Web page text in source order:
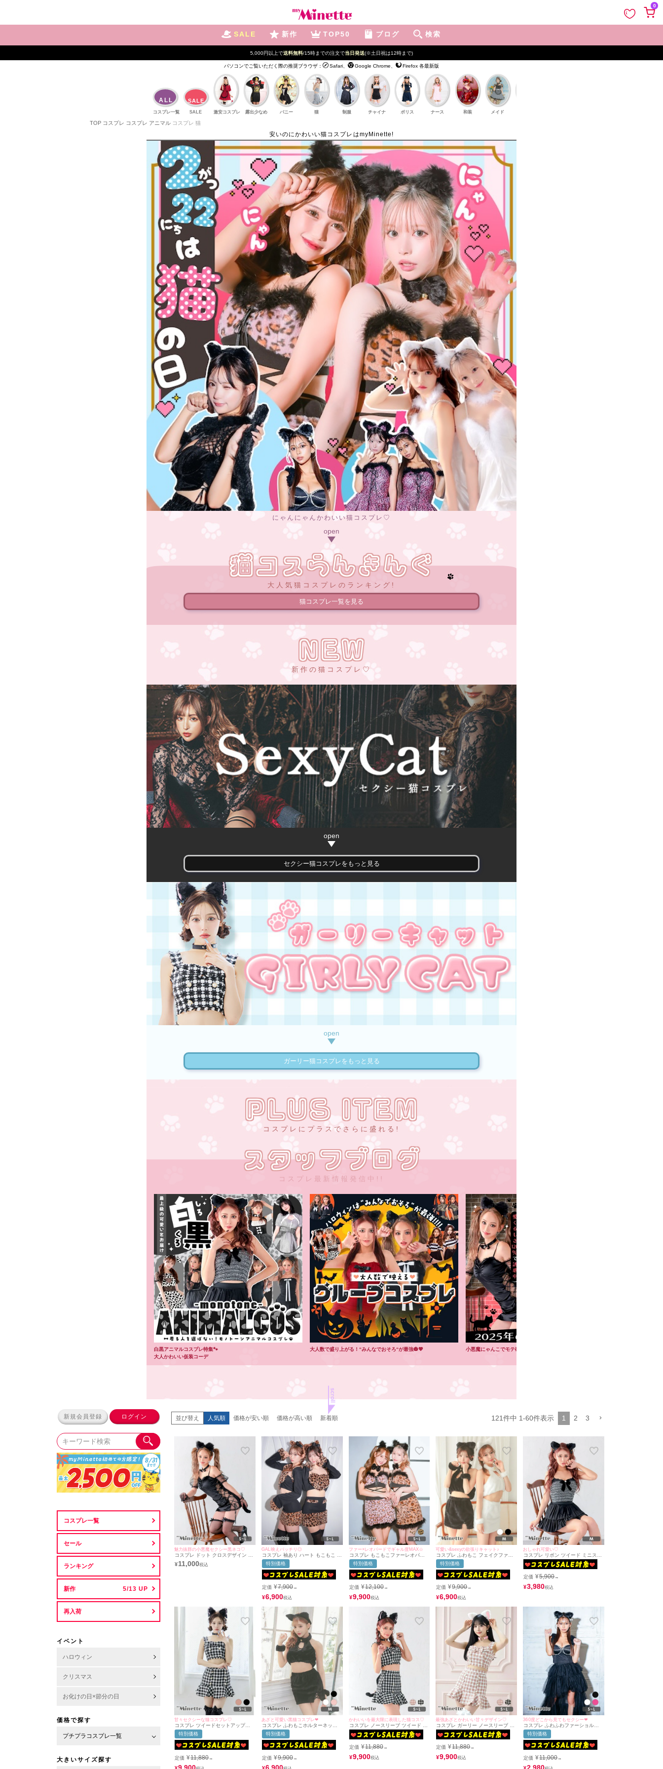
0
SALE 新作 TOP50 ブログ 検索
新規登録で最大2500円OFF!
パソコンでご覧いただく際の推奨ブラウザ： Safari、 Google Chrome、 Firefox 各最新版
ALL
コスプレ一覧
SALE
SALE 激安コスプレ 露出少なめ バニー 猫 制服 チャイナ ポリス ナース 和装 メイド
TOP コスプレ コスプレ アニマル コスプレ 猫
安いのにかわいい猫コスプレはmyMinette!
にゃんにゃんかわいい猫コスプレ♡
猫コスらんきんぐ
大人気猫コスプレのランキング!
猫コスプレ一覧を見る
NEW
新作の猫コスプレ♡
セクシー猫コスプレをもっと見る
ガーリー猫コスプレをもっと見る
PLUS ITEM
コスプレにプラスでさらに盛れる!
スタッフブログ
コスプレ最新情報発信中!!
白黒アニマルコスプレ特集🐾
大人かわいい仮装コーデ
大人数で盛り上がる！“みんなでおそろ“が最強🎃💖 小悪魔にゃんこでモテ確定💖愛くるしすぎる猫コスプレ🐈‍⬛🐾
新規会員登録 ログイン
コスプレ一覧
セール
ランキング
新作
再入荷
イベント
ハロウィン
クリスマス
お化けの日×節分の日
価格で探す
プチプラコスプレ一覧
大きいサイズ探す
並び替え 人気順 価格が安い順 価格が高い順 新着順 121件中 1-60件表示 1 2 3
魅力抜群の小悪魔セクシー黒ネコ♡
コスプレ ドット クロスデザイン ア
ニマル シアーレース ベロア セクシ
ー 黒猫[ワンピース+チョーカー＋カ
¥11,000
GAL映えバッチリ◎
コスプレ 袖あり ハート もこもこ レ
オパード へそ出し タイトスカート
セットアップ セクシー ツイン 猫ア
ニマル [5点セット] (ジャケット/ト
ップス/スカート/カチューシャ/パー
特別価格
定価 ¥7,900→
¥6,900
ファー×レオパードでギャル度MAX☆
コスプレ もこもこファーレオパー
ドへそ出しバストリボンタイトスカ
ートセットアップセクシーペア猫ア
ニマル [3点セット] (トップス/スカ
ート/カチューシャ/チョーカー)(S～
特別価格
定価 ¥12,100→
¥9,900
可愛い&sexyの欲張りキャット♪
コスプレ ふわもこ フェイクファー
セクシー へそ出し アニマル [5点セ
ット] (トップス/スカート/カチュー
シャ/リストバンド/レッグウォーマ
ー)
特別価格
定価 ¥9,900→
¥6,900
おしゃれ可愛い♡
コスプレ リボン ツイード ミニスカ
キャミソール プチプラ ガーリー ね
こ[3点セット] (トップス/スカート/
定価 ¥5,900→
¥3,980
甘々セクシーな猫コスプレ♡
コスプレ ツイードセットアップへ
そ出し千鳥柄フレアスカートガーリ
ー猫アニマル [4点セット] (トップ
ス/スカート/カチューシャ/チョーカ
ー)(S～L)
特別価格
定価 ¥11,880→
9,900
あざと可愛い黒猫コスプレ❤︎
コスプレ ふわもこホルターネック
へそ出しタイトミニスカートセット
アップセクシー黒猫アニマル [5点セ
ット] (トップス/スカート/カチュー
シャ/リストバンド/レッグウォーマ
特別価格
定価 ¥9,900→
6,900
かわいいを最大限に表現した猫コス♡
コスプレ ノースリーブ ツイード セ
ットアップ アニマル 猫 千鳥柄 フレ
アスカート[4点セット] (トップス/ス
～L)
定価 ¥11,880→
¥9,900
最強あざとかわいい甘々デザイン♡
コスプレ ガーリー ノースリーブ ツ
イード 千鳥柄 アニマル 猫コス へ
そ出し[4点セット] (トップス/スカー
定価 ¥11,880→
¥9,900
360度どこから見てもセクシー❤︎
コスプレ ふわふわファーショルダ
ーへそ出しビスチェセットアップフ
ィッシュテールフレアスカート猫ア
ニマル [3点セット] (トップス/スカ
ート/カチューシャ)
特別価格
定価 ¥11,000→
2,980
ジト
ップ